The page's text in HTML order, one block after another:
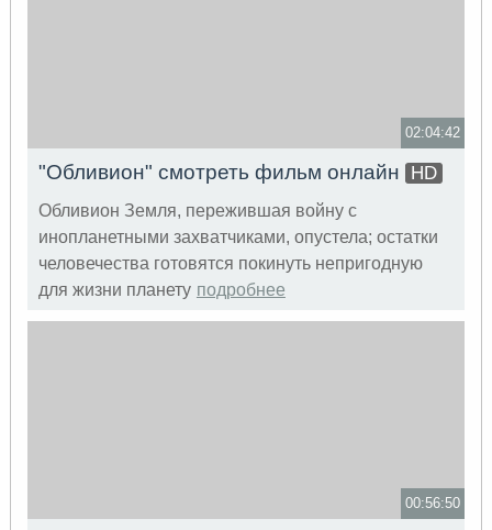
02:04:42
"Обливион" смотреть фильм онлайн HD
Обливион Земля, пережившая войну с
инопланетными захватчиками, опустела; остатки
человечества готовятся покинуть непригодную
для жизни планету подробнее
00:56:50